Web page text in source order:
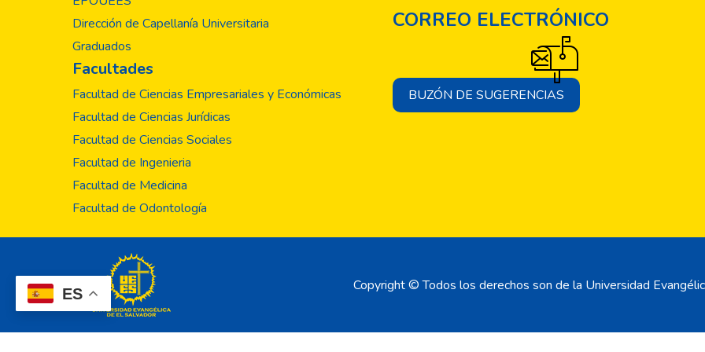
ES
problemas particulares de interés nacional e internacional.
Dirección de Capellanía Universitaria
Graduados
Facultades
Facultad de Ciencias Empresariales y Económicas
Facultad de Ciencias Jurídicas
Facultad de Ciencias Sociales
Facultad de Ingenieria
Facultad de Medicina
Facultad de Odontología
CORREO ELECTRÓNICO
BUZÓN DE SUGERENCIAS
Copyright © Todos los derechos son de la Universidad